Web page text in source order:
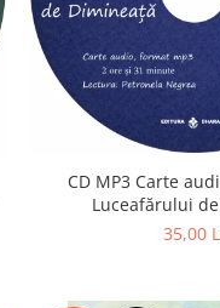
CD MP3 Carte
Luceafărului
35,00